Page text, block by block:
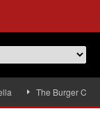
The Burger Cup